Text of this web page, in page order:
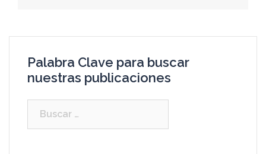
Palabra Clave para buscar
nuestras publicaciones